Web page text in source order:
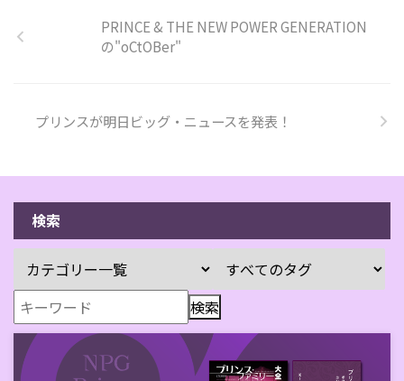
PRINCE & THE NEW POWER GENERATION
の"oCtOBer"
プリンスが明日ビッグ・ニュースを発表！
検索